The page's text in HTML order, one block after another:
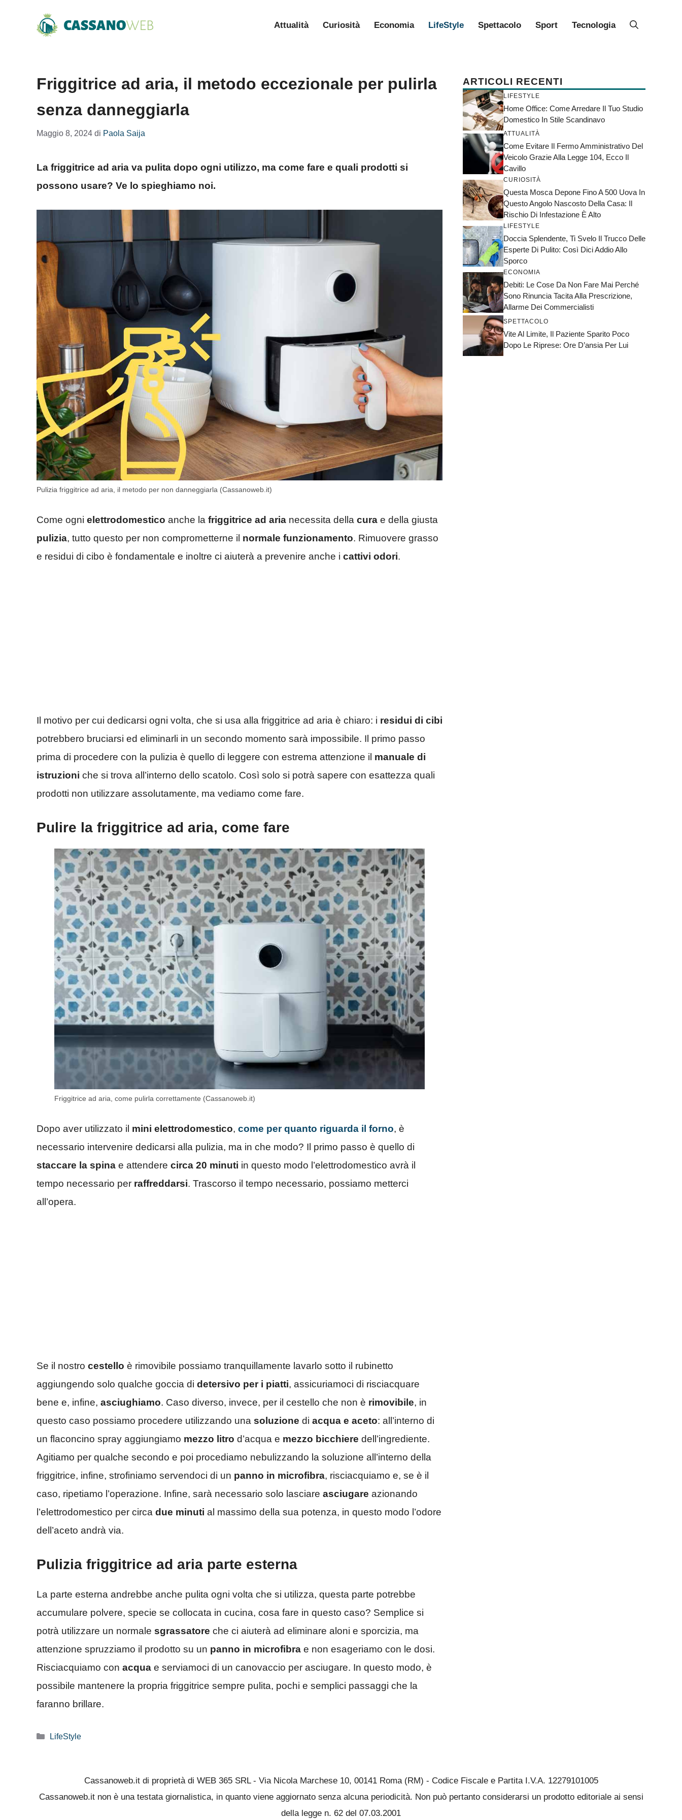
Attualità Curiosità Economia LifeStyle Spettacolo Sport Tecnologia
Friggitrice ad aria, il metodo eccezionale per pulirla
senza danneggiarla
Maggio 8, 2024 di Paola Saija
La friggitrice ad aria va pulita dopo ogni utilizzo, ma come fare e quali prodotti si
possono usare? Ve lo spieghiamo noi.
Pulizia friggitrice ad aria, il metodo per non danneggiarla (Cassanoweb.it)
Come ogni elettrodomestico anche la friggitrice ad aria necessita della cura e della giusta
pulizia, tutto questo per non comprometterne il normale funzionamento. Rimuovere grasso
e residui di cibo è fondamentale e inoltre ci aiuterà a prevenire anche i cattivi odori.
Il motivo per cui dedicarsi ogni volta, che si usa alla friggitrice ad aria è chiaro: i residui di cibi
potrebbero bruciarsi ed eliminarli in un secondo momento sarà impossibile. Il primo passo
prima di procedere con la pulizia è quello di leggere con estrema attenzione il manuale di
istruzioni che si trova all’interno dello scatolo. Così solo si potrà sapere con esattezza quali
prodotti non utilizzare assolutamente, ma vediamo come fare.
Pulire la friggitrice ad aria, come fare
Friggitrice ad aria, come pulirla correttamente (Cassanoweb.it)
Dopo aver utilizzato il mini elettrodomestico, come per quanto riguarda il forno, è
necessario intervenire dedicarsi alla pulizia, ma in che modo? Il primo passo è quello di
staccare la spina e attendere circa 20 minuti in questo modo l’elettrodomestico avrà il
tempo necessario per raffreddarsi. Trascorso il tempo necessario, possiamo metterci
all’opera.
Se il nostro cestello è rimovibile possiamo tranquillamente lavarlo sotto il rubinetto
aggiungendo solo qualche goccia di detersivo per i piatti, assicuriamoci di risciacquare
bene e, infine, asciughiamo. Caso diverso, invece, per il cestello che non è rimovibile, in
questo caso possiamo procedere utilizzando una soluzione di acqua e aceto: all’interno di
un flaconcino spray aggiungiamo mezzo litro d’acqua e mezzo bicchiere dell’ingrediente.
Agitiamo per qualche secondo e poi procediamo nebulizzando la soluzione all’interno della
friggitrice, infine, strofiniamo servendoci di un panno in microfibra, risciacquiamo e, se è il
caso, ripetiamo l’operazione. Infine, sarà necessario solo lasciare asciugare azionando
l’elettrodomestico per circa due minuti al massimo della sua potenza, in questo modo l’odore
dell’aceto andrà via.
Pulizia friggitrice ad aria parte esterna
La parte esterna andrebbe anche pulita ogni volta che si utilizza, questa parte potrebbe
accumulare polvere, specie se collocata in cucina, cosa fare in questo caso? Semplice si
potrà utilizzare un normale sgrassatore che ci aiuterà ad eliminare aloni e sporcizia, ma
attenzione spruzziamo il prodotto su un panno in microfibra e non esageriamo con le dosi.
Risciacquiamo con acqua e serviamoci di un canovaccio per asciugare. In questo modo, è
possibile mantenere la propria friggitrice sempre pulita, pochi e semplici passaggi che la
faranno brillare.
Categorie
LifeStyle
ARTICOLI RECENTI
LIFESTYLE
Home Office: Come Arredare Il Tuo Studio
Domestico In Stile Scandinavo
ATTUALITÀ
Come Evitare Il Fermo Amministrativo Del
Veicolo Grazie Alla Legge 104, Ecco Il
Cavillo
CURIOSITÀ
Questa Mosca Depone Fino A 500 Uova In
Questo Angolo Nascosto Della Casa: Il
Rischio Di Infestazione È Alto
LIFESTYLE
Doccia Splendente, Ti Svelo Il Trucco Delle
Esperte Di Pulito: Così Dici Addio Allo
Sporco
ECONOMIA
Debiti: Le Cose Da Non Fare Mai Perché
Sono Rinuncia Tacita Alla Prescrizione,
Allarme Dei Commercialisti
SPETTACOLO
Vite Al Limite, Il Paziente Sparito Poco
Dopo Le Riprese: Ore D’ansia Per Lui
Cassanoweb.it di proprietà di WEB 365 SRL - Via Nicola Marchese 10, 00141 Roma (RM) - Codice Fiscale e Partita I.V.A. 12279101005
Cassanoweb.it non è una testata giornalistica, in quanto viene aggiornato senza alcuna periodicità. Non può pertanto considerarsi un prodotto editoriale ai sensi
della legge n. 62 del 07.03.2001